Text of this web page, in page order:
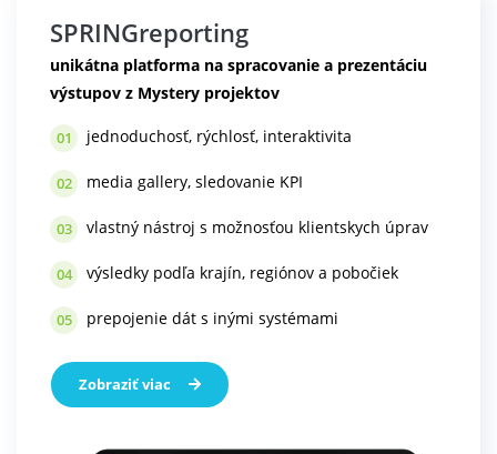
SPRINGreporting
unikátna platforma na spracovanie a prezentáciu
výstupov z Mystery projektov
01 jednoduchosť, rýchlosť, interaktivita
02 media gallery, sledovanie KPI
03 vlastný nástroj s možnosťou klientskych úprav
04 výsledky podľa krajín, regiónov a pobočiek
05 prepojenie dát s inými systémami
Zobraziť viac